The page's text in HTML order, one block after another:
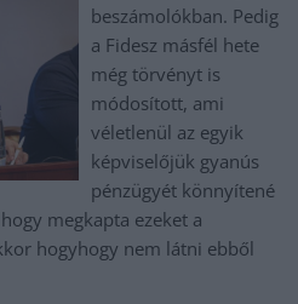
beszámolókban. Pedig
a Fidesz másfél hete
még törvényt is
módosított, ami
véletlenül az egyik
képviselőjük gyanús
pénzügyét könnyítené
megkapta ezeket a
hogyhogy nem látni ebből